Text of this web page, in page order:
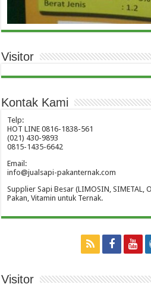
Visitor
Kontak Kami
Telp:
HOT LINE 0816-1838-561
(021) 430-9893
0815-1435-6642
Email:
info@jualsapi-pakanternak.com
Supplier Sapi Besar (LIMOSIN, SIMETAL,
Pakan, Vitamin untuk Ternak.
Visitor